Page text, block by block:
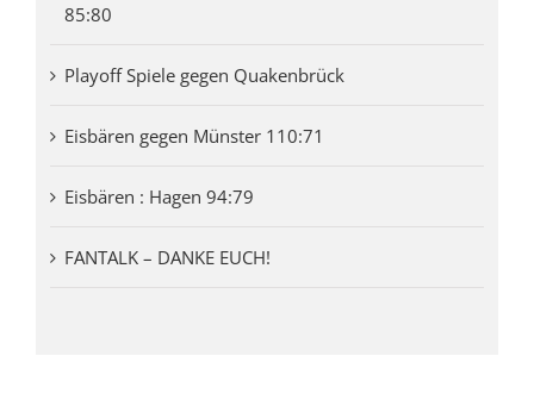
85:80
Playoff Spiele gegen Quakenbrück
Eisbären gegen Münster 110:71
Eisbären : Hagen 94:79
FANTALK – DANKE EUCH!